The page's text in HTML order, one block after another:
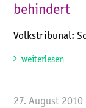
behindert
Volkstribunal:
weiterlesen
27. August 2010